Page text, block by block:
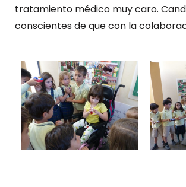
tratamiento médico muy caro.
conscientes de que con la